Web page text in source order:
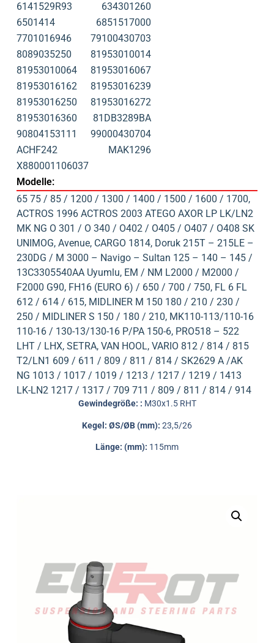
6141529R93
634301260
6501414
6851517000
7701016946
79100430703
8089035250
81953010014
81953010064
81953016067
81953016162
81953016239
81953016250
81953016272
81953016360
81DB3289BA
90804153111
99000430704
ACHF242
MAK1296
X880001106037
Modelle:
65 75 / 85 / 1200 / 1300 / 1400 / 1500 / 1600 / 1700,
ACTROS 1996 ACTROS 2003 ATEGO AXOR LP LK/LN2
MK NG O 301 / O 340 / O402 / O405 / O407 / O408 SK
UNIMOG, Avenue, CARGO 1814, Doruk 215T – 215LE –
230DG / M 3000 – Navigo – Sultan 125 – 140 – 145 /
13C3305540AA Uyumlu, EM / NM L2000 / M2000 /
F2000 G90, FH16 (EURO 6) / 650 / 700 / 750, FL 6 FL
612 / 614 / 615, MIDLINER M 150 180 / 210 / 230 /
250 / MIDLINER S 150 / 180 / 210, MK110-113/110-16
110-16 / 130-13/130-16 P/PA 150-6, PRO518 – 522
LHT / LHX, SETRA, VAN HOOL, VARIO 812 / 814 / 815
T2/LN1 609 / 611 / 809 / 811 / 814 / SK2629 A /AK
NG 1013 / 1017 / 1019 / 1213 / 1217 / 1219 / 1413
LK-LN2 1217 / 1317 / 709 711 / 809 / 811 / 814 / 914
Gewindegröße: : M30x1.5 RHT
Kegel: ØS/ØB (mm): 23,5/26
Länge: (mm): 115mm